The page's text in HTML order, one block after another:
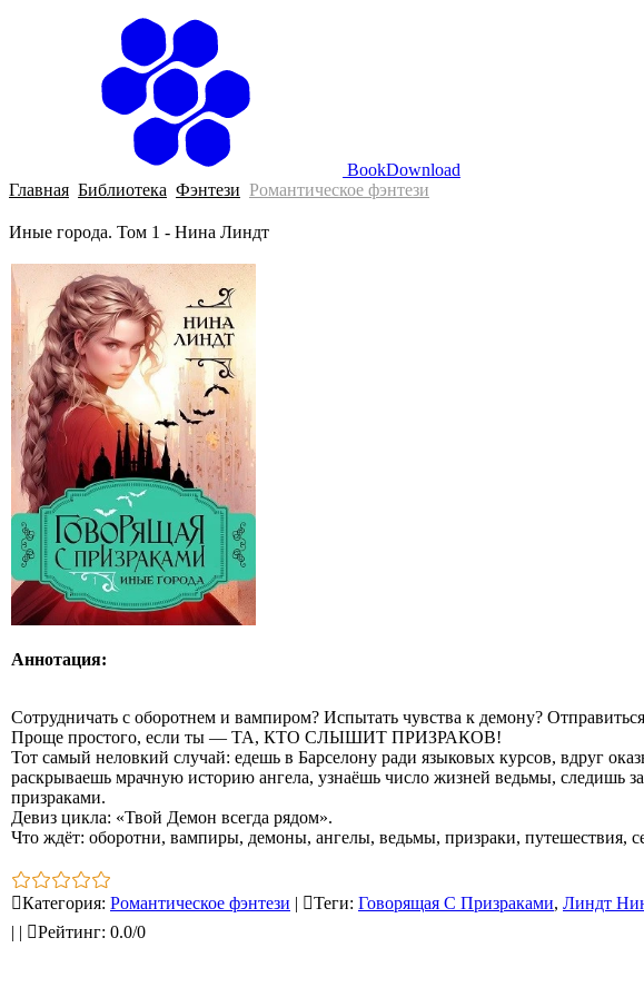
BookDownload
Главная Библиотека Фэнтези Романтическое фэнтези
Иные города. Том 1 - Нина Линдт
Аннотация:
Сотрудничать с оборотнем и вампиром? Испытать чувства к демону?
Проще простого, если ты — ТА, КТО СЛЫШИТ ПРИЗРАКОВ!
Тот самый неловкий случай: едешь в Барселону ради языковых курсов, вдруг
раскрываешь мрачную историю ангела, узнаёшь число жизней ведьмы, следишь
призраками.
Девиз цикла: «Твой Демон всегда рядом».
Что ждёт: оборотни, вампиры, демоны, ангелы, ведьмы, призраки, путешествия,
Категория: Романтическое фэнтези | Теги: Говорящая С Призраками, Линдт
| | Рейтинг: 0.0/0